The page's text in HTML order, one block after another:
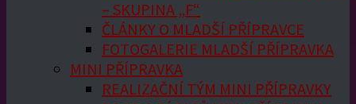
– SKUPINA „F“
ČLÁNKY O MLADŠÍ PŘÍPRAVCE
FOTOGALERIE MLADŠÍ PŘÍPRAVKA
MINI PŘÍPRAVKA
REALIZAČNÍ TÝM MINI PŘÍPRAVKY